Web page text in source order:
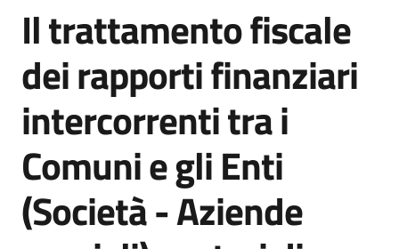
Atti
Bandi
Programmi
Progetti
Il trattamento fiscale
dei rapporti finanziari
intercorrenti tra i
Comuni e gli Enti
(Società - Aziende